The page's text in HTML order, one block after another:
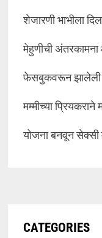
शेजारणी भाभीला
मेहुणीची
फेसबुकवरून झालेली
मम्मीच्या प्रियकराने
योजना बनवून सेक्सी
CATEGORIES